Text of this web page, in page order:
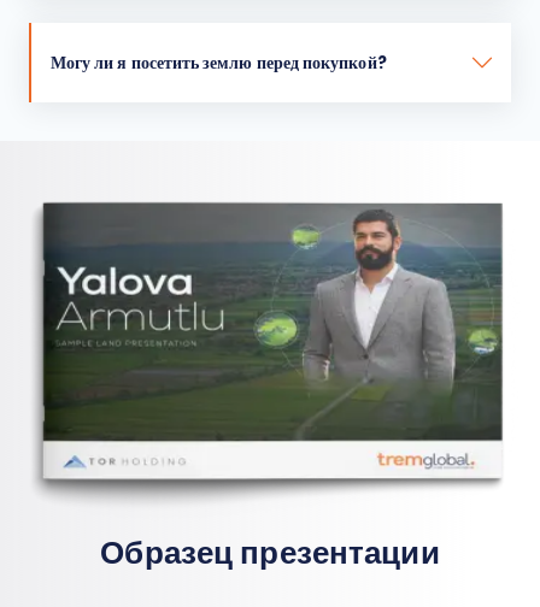
Могу ли я посетить землю перед покупкой?
Образец презентации